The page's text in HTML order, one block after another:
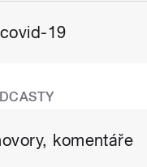
19
komentáře